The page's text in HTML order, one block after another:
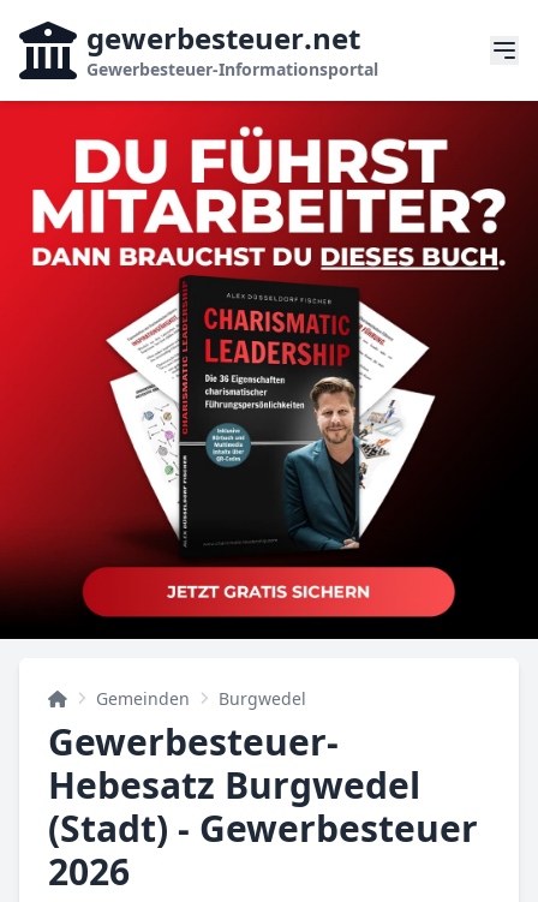
gewerbesteuer.net
Gewerbesteuer-Informationsportal
Gemeinden Burgwedel
Gewerbesteuer-
Hebesatz Burgwedel
(Stadt) - Gewerbesteuer
2026